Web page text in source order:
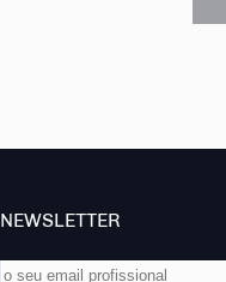
NEWSLETTER